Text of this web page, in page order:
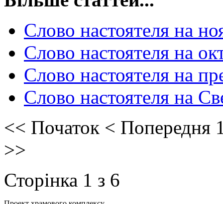
Слово настоятеля на
Слово настоятеля на
Слово настоятеля на
Слово настоятеля на
<< Початок < Попередня
>>
Сторінка 1 з 6